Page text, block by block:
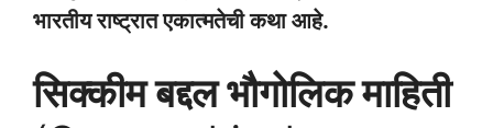
भारतीय राष्ट्रात एकात्मतेची कथा आहे.
सिक्कीम बद्दल भौगोलिक माहिती